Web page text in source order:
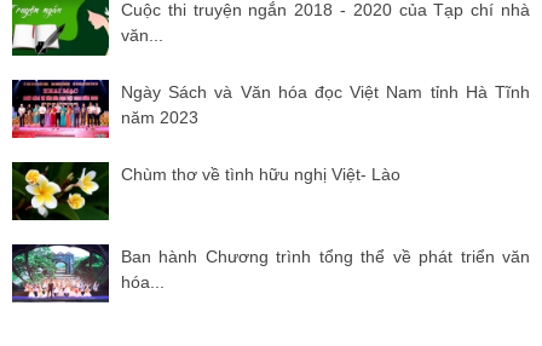
Cuộc thi truyện ngắn 2018 - 2020 của Tạp chí nhà
văn...
Ngày Sách và Văn hóa đọc Việt Nam tỉnh Hà Tĩnh
năm 2023
Chùm thơ về tình hữu nghị Việt- Lào
Ban hành Chương trình tổng thể về phát triển văn
hóa...